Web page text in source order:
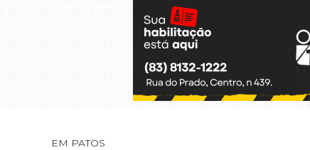
EM PATOS